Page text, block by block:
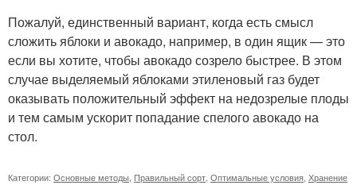
Пожалуй, единственный вариант, когда есть смысл
сложить яблоки и авокадо, например, в один ящик — это
если вы хотите, чтобы авокадо созрело быстрее. В этом
случае выделяемый яблоками этиленовый газ будет
оказывать положительный эффект на недозрелые плоды
и тем самым ускорит попадание спелого авокадо на
стол.
Категории: Основные методы Правильный сорт Оптимальные условия Хранение